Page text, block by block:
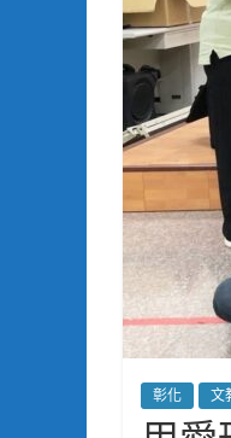
彰化 文